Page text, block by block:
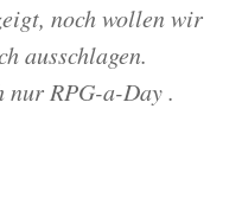
noch wollen wir
ausschlagen.
nur RPG-a-Day .